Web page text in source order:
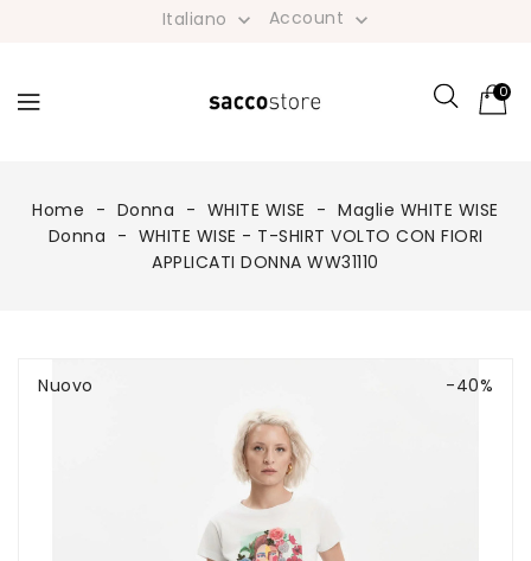
Italiano  Account 
0
Home Donna WHITE WISE
Maglie WHITE WISE
Donna
WHITE WISE - T-SHIRT VOLTO CON FIORI
APPLICATI DONNA WW31110
-40%
Nuovo